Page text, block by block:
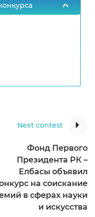
Next contest
Фонд Первого
Президента РК –
Елбасы объявил
на соискание
в сферах науки
и искусства